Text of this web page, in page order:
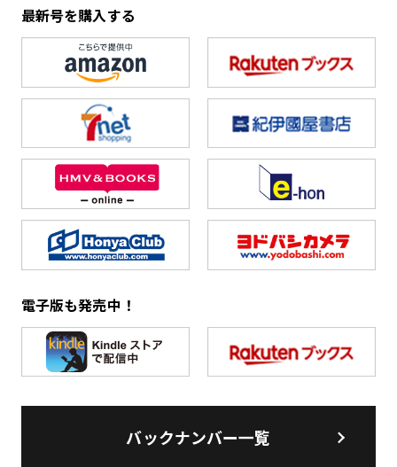
最新号を購入する
電子版も発売中！
バックナンバー一覧